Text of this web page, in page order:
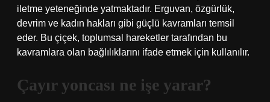
iletme yeteneğinde yatmaktadır. Erguvan, özgürlük,
devrim ve kadın hakları gibi güçlü kavramları temsil
eder. Bu çiçek, toplumsal hareketler tarafından bu
kavramlara olan bağlılıklarını ifade etmek için kullanılır.
Çayır yoncası ne işe yarar?